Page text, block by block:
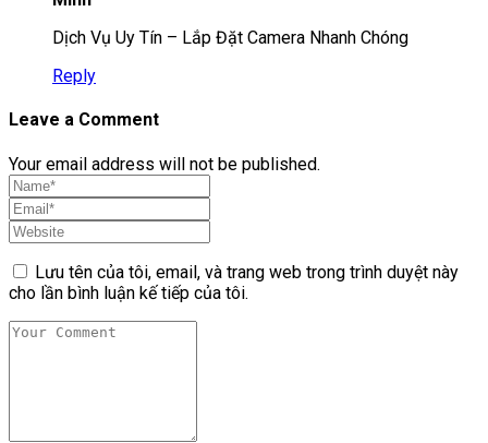
Dịch Vụ Uy Tín – Lắp Đặt Camera Nhanh Chóng
Reply
Leave a Comment
Your email address will not be published.
Lưu tên của tôi, email, và trang web trong trình duyệt này
cho lần bình luận kế tiếp của tôi.